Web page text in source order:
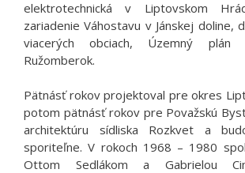
elektrotechnická v Liptovskom
zariadenie Váhostavu v Jánskej doline,
viacerých obciach, Územný plán
Ružomberok.
Pätnásť rokov projektoval pre okres
potom pätnásť rokov pre Považskú
architektúru sídliska Rozkvet a
sporiteľne. V rokoch 1968 – 1980
Ottom Sedlákom a Gabrielou